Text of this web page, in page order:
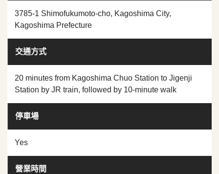
3785-1 Shimofukumoto-cho, Kagoshima City,
Kagoshima Prefecture
交通方式
20 minutes from Kagoshima Chuo Station to Jigenji
Station by JR train, followed by 10-minute walk
停車場
Yes
營業時間